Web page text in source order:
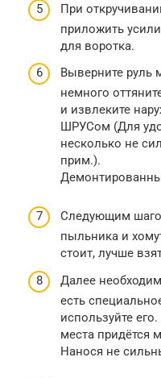
При
приложить
для воротка.
Выверните руль
немного
и извлеките
ШРУСом (Для
несколько не
прим.).
Следующим
пыльника и
стоит, лучше
Далее
есть
используйте
места придётся
Нанося не